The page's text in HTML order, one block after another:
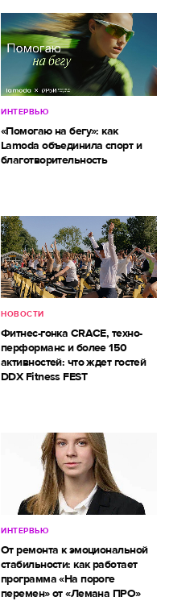
ИНТЕРВЬЮ
«Помогаю на бегу»: как
Lamoda объединила спорт и
благотворительность
НОВОСТИ
Фитнес-гонка CRACE, техно-
перформанс и более 150
активностей: что ждет гостей
DDX Fitness FEST
ИНТЕРВЬЮ
От ремонта к эмоциональной
стабильности: как работает
программа «На пороге
перемен» от «Лемана ПРО»